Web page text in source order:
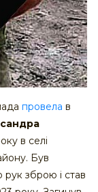
провела в
в селі
Був
зброю і став